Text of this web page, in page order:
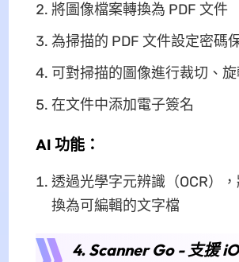
將圖像檔案轉換為 PDF 文件
為掃描的 PDF 文件設定密碼
可對掃描的圖像進行裁切、
在文件中添加電子簽名
AI 功能：
透過光學字元辨識（OCR）
換為可編輯的文字檔
4. Scanner Go - 支援